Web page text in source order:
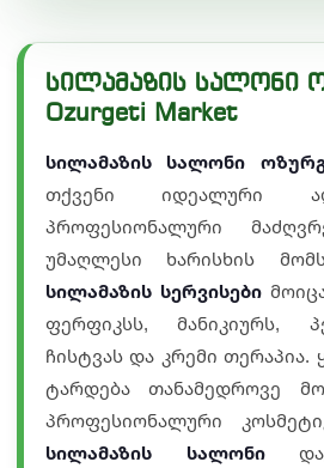
სილამაზის სალონი
Ozurgeti Market
სილამაზის სალონი
თქვენი იდეალური
პროფესიონალური
უმაღლესი ხარისხის
სილამაზის სერვისები
ფერფიკსს, მანიკიურს,
ჩისტვას და კრემი
ტარდება თანამედროვე
პროფესიონალური
სილამაზის სალონი